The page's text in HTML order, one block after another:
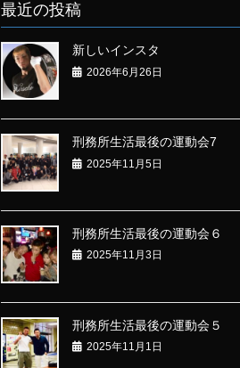
最近の投稿
新しいインスタ
2026年6月26日
刑務所生活最後の運動会7
2025年11月5日
刑務所生活最後の運動会６
2025年11月3日
刑務所生活最後の運動会５
2025年11月1日